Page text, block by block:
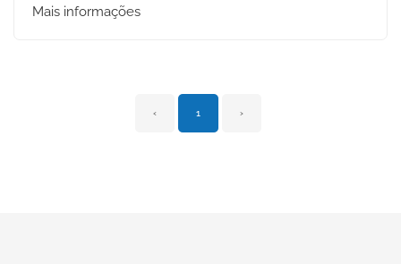
Mais informações
‹ 1 ›